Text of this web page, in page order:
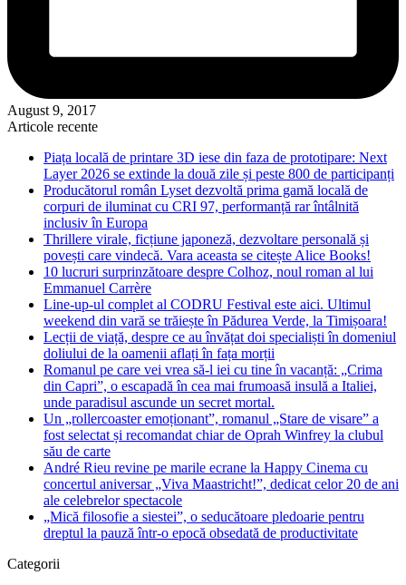
August 9, 2017
Articole recente
Piața locală de printare 3D iese din faza de prototipare: Next
Layer 2026 se extinde la două zile și peste 800 de participanți
Producătorul român Lyset dezvoltă prima gamă locală de
corpuri de iluminat cu CRI 97, performanță rar întâlnită
inclusiv în Europa
Thrillere virale, ficțiune japoneză, dezvoltare personală și
povești care vindecă. Vara aceasta se citește Alice Books!
10 lucruri surprinzătoare despre Colhoz, noul roman al lui
Emmanuel Carrère
Line-up-ul complet al CODRU Festival este aici. Ultimul
weekend din vară se trăiește în Pădurea Verde, la Timișoara!
Lecții de viață, despre ce au învățat doi specialiști în domeniul
doliului de la oamenii aflați în fața morții
Romanul pe care vei vrea să-l iei cu tine în vacanță: „Crima
din Capri”, o escapadă în cea mai frumoasă insulă a Italiei,
unde paradisul ascunde un secret mortal.
Un „rollercoaster emoționant”, romanul „Stare de visare” a
fost selectat și recomandat chiar de Oprah Winfrey la clubul
său de carte
André Rieu revine pe marile ecrane la Happy Cinema cu
concertul aniversar „Viva Maastricht!”, dedicat celor 20 de ani
ale celebrelor spectacole
„Mică filosofie a siestei”, o seducătoare pledoarie pentru
dreptul la pauză într-o epocă obsedată de productivitate
Categorii